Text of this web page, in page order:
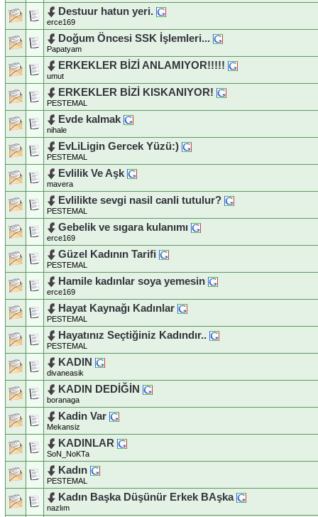
Destuur hatun yeri.
erce169
Doğum Öncesi SSK İşlemleri...
Papatyam
ERKEKLER BİZİ ANLAMIYOR!!!!!
umut
ERKEKLER BİZİ KISKANIYOR!
PESTEMAL
Evde kalmak
nihale
EvLiLigin Gercek Yüzü:)
PESTEMAL
Evlilik Ve Aşk
mavera
Evlilikte sevgi nasil canli tutulur?
PESTEMAL
Gebelik ve sıgara kulanımı
erce169
Güzel Kadının Tarifi
PESTEMAL
Hamile kadınlar soya yemesin
erce169
Hayat Kaynağı Kadınlar
PESTEMAL
Hayatınız Seçtiğiniz Kadındır..
PESTEMAL
KADIN
divaneasik
KADIN DEDİĞİN
boranaga
Kadin Var
Mekansiz
KADINLAR
SoN_NoKTa
Kadın
PESTEMAL
Kadın Başka Düşünür Erkek BAşka
nazlım